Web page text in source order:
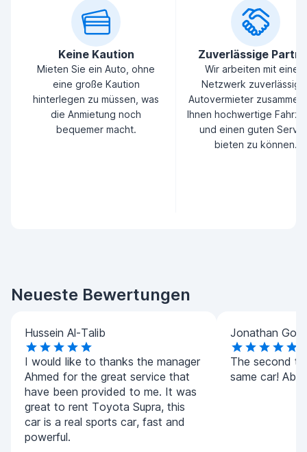
Keine Kaution
Mieten Sie ein Auto, ohne
eine große Kaution
hinterlegen zu müssen, was
die Anmietung noch
bequemer macht.
Zuverlässige
Wir arbeiten mit einem
Netzwerk
Autovermieter
Ihnen hochwertige
und einen guten
bieten zu können.
Neueste Bewertungen
Hussein Al-Talib
I would like to thanks the manager
Ahmed for the great service that
have been provided to me. It was
great to rent Toyota Supra, this
car is a real sports car, fast and
powerful.
Jonathan
The second
same car!